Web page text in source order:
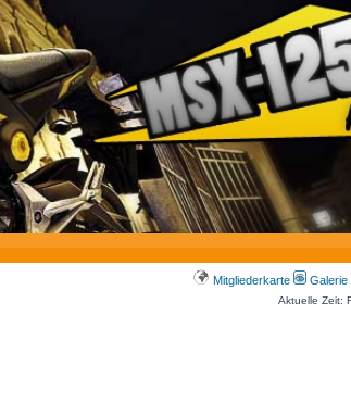
Mitgliederkarte Galerie
Aktuelle Zeit: